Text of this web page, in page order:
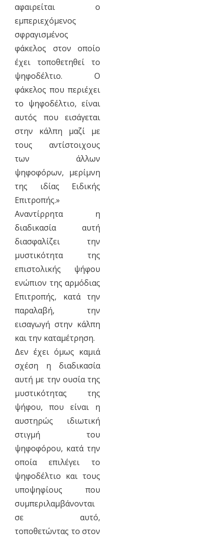
αφαιρείται ο
εμπεριεχόμενος
σφραγισμένος
φάκελος στον οποίο
έχει τοποθετηθεί το
ψηφοδέλτιο. Ο
φάκελος που περιέχει
το ψηφοδέλτιο, είναι
αυτός που εισάγεται
στην κάλπη μαζί με
τους αντίστοιχους
των άλλων
ψηφοφόρων, μερίμνη
της ιδίας Ειδικής
Επιτροπής.»
Αναντίρρητα η
διαδικασία αυτή
διασφαλίζει την
μυστικότητα της
επιστολικής ψήφου
ενώπιον της αρμόδιας
Επιτροπής, κατά την
παραλαβή, την
εισαγωγή στην κάλπη
και την καταμέτρηση.
Δεν έχει όμως καμιά
σχέση η διαδικασία
αυτή με την ουσία της
μυστικότητας της
ψήφου, που είναι η
αυστηρώς ιδιωτική
στιγμή του
ψηφοφόρου, κατά την
οποία επιλέγει το
ψηφοδέλτιο και τους
υποψηφίους που
συμπεριλαμβάνονται
σε αυτό,
τοποθετώντας το στον